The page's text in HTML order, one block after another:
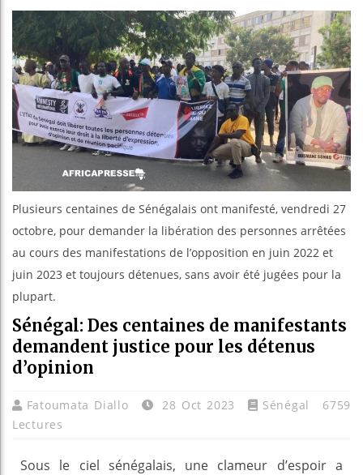
Guinée
Bénin :
Plusieurs centaines de Sénégalais ont manifesté, vendredi 27
octobre, pour demander la libération des personnes arrêtées
au cours des manifestations de l’opposition en juin 2022 et
juin 2023 et toujours détenues, sans avoir été jugées pour la
plupart.
Sénégal: Des centaines de manifestants
demandent justice pour les détenus
d’opinion
Fatoumata Diallo 28 Oct 2023 Sénégal
6759
Lectures
Sous le ciel sénégalais, une clameur d’espoir a